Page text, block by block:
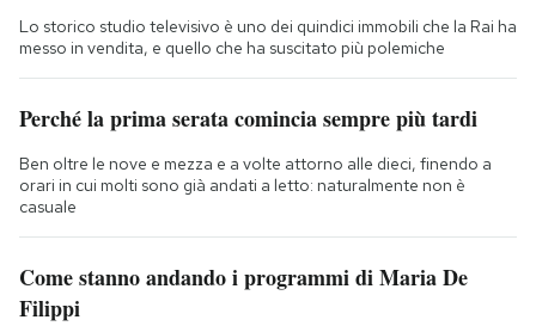
Lo storico studio televisivo è uno dei quindici immobili che la Rai ha
messo in vendita, e quello che ha suscitato più polemiche
Perché la prima serata comincia sempre più tardi
Ben oltre le nove e mezza e a volte attorno alle dieci, finendo a
orari in cui molti sono già andati a letto: naturalmente non è
casuale
Come stanno andando i programmi di Maria De
Filippi